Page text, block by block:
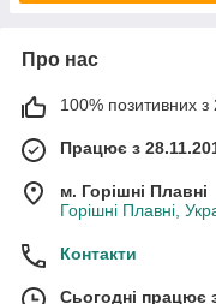
Про нас
100% позитивних з
Працює з
м. Горішні Плавні
Горішні Плавні,
Контакти
Сьогодні працює